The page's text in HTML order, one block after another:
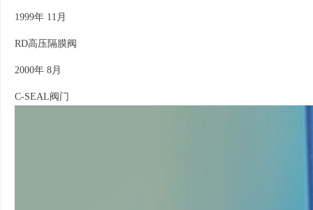
1999年 11月
RD高压隔膜阀
2000年 8月
C-SEAL阀门